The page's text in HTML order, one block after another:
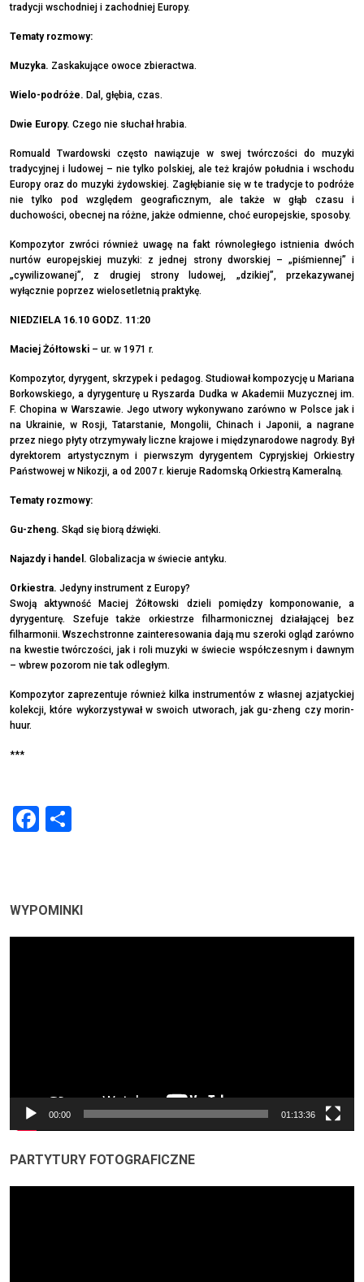
tradycji wschodniej i zachodniej Europy.
Tematy rozmowy:
Muzyka. Zaskakujące owoce zbieractwa.
Wielo-podróże. Dal, głębia, czas.
Dwie Europy. Czego nie słuchał hrabia.
Romuald Twardowski często nawiązuje w swej twórczości do muzyki
tradycyjnej i ludowej – nie tylko polskiej, ale też krajów południa i wschodu
Europy oraz do muzyki żydowskiej. Zagłębianie się w te tradycje to podróże
nie tylko pod względem geograficznym, ale także w głąb czasu i
duchowości, obecnej na różne, jakże odmienne, choć europejskie, sposoby.
Kompozytor zwróci również uwagę na fakt równoległego istnienia dwóch
nurtów europejskiej muzyki: z jednej strony dworskiej – „piśmiennej” i
„cywilizowanej”, z drugiej strony ludowej, „dzikiej”, przekazywanej
wyłącznie poprzez wielosetletnią praktykę.
NIEDZIELA 16.10 GODZ. 11:20
Maciej Żółtowski – ur. w 1971 r.
Kompozytor, dyrygent, skrzypek i pedagog. Studiował kompozycję u Mariana
Borkowskiego, a dyrygenturę u Ryszarda Dudka w Akademii Muzycznej im.
F. Chopina w Warszawie. Jego utwory wykonywano zarówno w Polsce jak i
na Ukrainie, w Rosji, Tatarstanie, Mongolii, Chinach i Japonii, a nagrane
przez niego płyty otrzymywały liczne krajowe i międzynarodowe nagrody. Był
dyrektorem artystycznym i pierwszym dyrygentem Cypryjskiej Orkiestry
Państwowej w Nikozji, a od 2007 r. kieruje Radomską Orkiestrą Kameralną.
Tematy rozmowy:
Gu-zheng. Skąd się biorą dźwięki.
Najazdy i handel. Globalizacja w świecie antyku.
Orkiestra. Jedyny instrument z Europy?
Swoją aktywność Maciej Żółtowski dzieli pomiędzy komponowanie, a
dyrygenturę. Szefuje także orkiestrze filharmonicznej działającej bez
filharmonii. Wszechstronne zainteresowania dają mu szeroki ogląd zarówno
na kwestie twórczości, jak i roli muzyki w świecie współczesnym i dawnym
– wbrew pozorom nie tak odległym.
Kompozytor zaprezentuje również kilka instrumentów z własnej azjatyckiej
kolekcji, które wykorzystywał w swoich utworach, jak gu-zheng czy morin-
huur.
***
Facebook
WYPOMINKI
00:00 01:13:36
PARTYTURY FOTOGRAFICZNE